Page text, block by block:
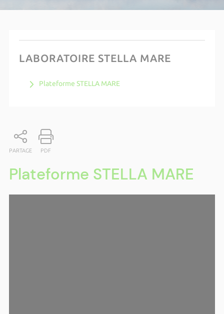
LABORATOIRE STELLA MARE
Plateforme STELLA MARE
PARTAGE PDF
Plateforme STELLA MARE